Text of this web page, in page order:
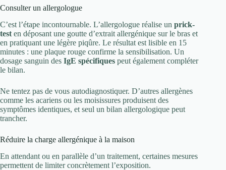
Consulter un allergologue
C’est l’étape incontournable. L’allergologue réalise un prick-
test en déposant une goutte d’extrait allergénique sur le bras et
en pratiquant une légère piqûre. Le résultat est lisible en 15
minutes : une plaque rouge confirme la sensibilisation. Un
dosage sanguin des IgE spécifiques peut également compléter
le bilan.
Ne tentez pas de vous autodiagnostiquer. D’autres allergènes
comme les acariens ou les moisissures produisent des
symptômes identiques, et seul un bilan allergologique peut
trancher.
Réduire la charge allergénique à la maison
En attendant ou en parallèle d’un traitement, certaines mesures
permettent de limiter concrètement l’exposition.